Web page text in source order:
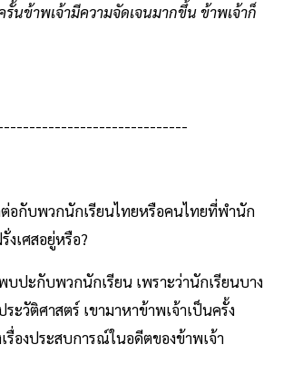
รั้นข้าพเจ้ามีความจัดเจนมากขึ้น ข้าพเจ้าก็
อกับพวกนักเรียนไทยหรือคนไทยที่พํานัก
งเศสอยู่หรือ?
บปะกับพวกนักเรียน เพราะว่านักเรียนบาง
ะวัติศาสตร์ เขามาหาข้าพเจ้าเป็นครั้ง
รื่องประสบการณ์ในอดีตของข้าพเจ้า